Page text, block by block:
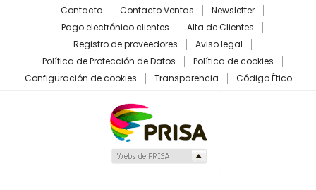
Contacto Contacto Ventas
Newsletter
Pago electrónico clientes
Alta de Clientes
Registro de proveedores
Aviso legal
Política de Protección de Datos
Política de cookies
Configuración de cookies
Transparencia Código Ético